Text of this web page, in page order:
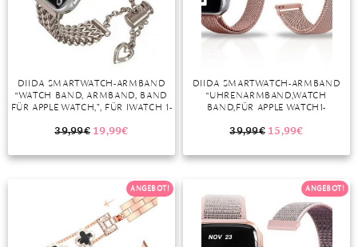
DIOPSID
GRANAT
IOLITH
JADE
UNGLAUBLICH
WINTER
DINNER
ROTER TEPPICH
TREND DES MONATS
DIIDA SMARTWATCH-ARMBAND
“WATCH BAND, ARMBAND, BAND
FÜR APPLE WATCH,”, FÜR IWATCH 1-
SCHWARZ, GOLD, ROSÉGOLD
39,99€ 19,99€
DIIDA SMARTWATCH-ARMBAND
“UHRENARMBAND,WATCH
BAND,FÜR APPLE WATCH1-
39,99€ 15,99€
ANGEBOT! ANGEBOT!